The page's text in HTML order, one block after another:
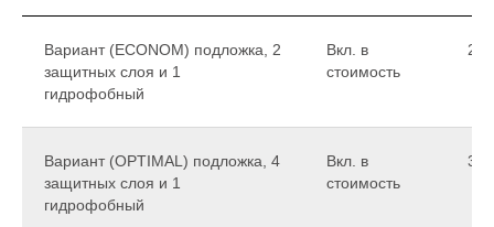
Вариант (ECONOM) подложка, 2
защитных слоя и 1
гидрофобный
Вкл. в
стоимость
29
Вариант (OPTIMAL) подложка, 4
защитных слоя и 1
гидрофобный
Вкл. в
стоимость
39